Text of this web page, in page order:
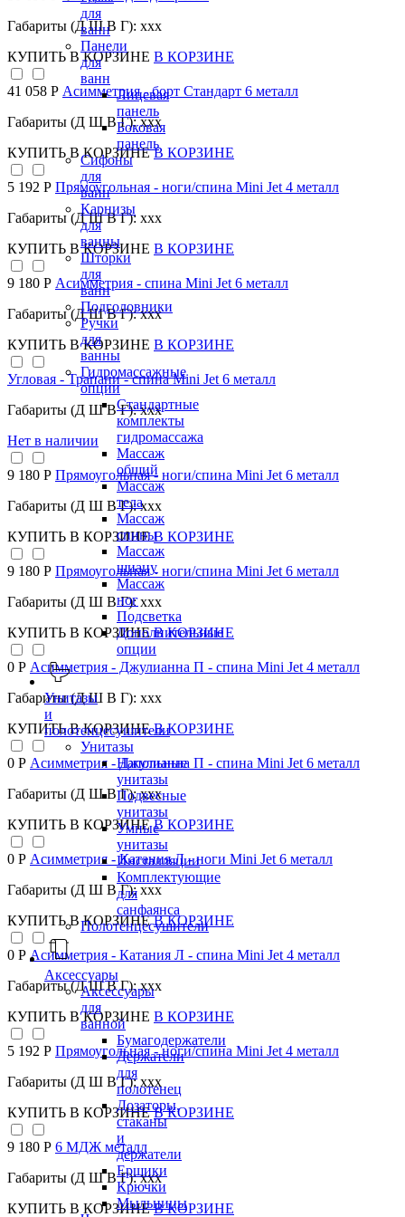
для
ванн
Панели
для
ванн
Лицевая
панель
Боковая
панель
Сифоны
для
ванн
Карнизы
для
ванны
Шторки
для
ванн
Подголовники
Ручки
для
ванны
Гидромассажные
опции
Стандартные
комплекты
гидромассажа
Массаж
общий
Массаж
тела
Массаж
спины
Массаж
шиацу
Массаж
ног
Подсветка
Дополнительные
опции
Унитазы
и
полотенцесушители
Унитазы
Напольные
унитазы
Подвесные
унитазы
Умные
унитазы
Инсталляции
Комплектующие
для
санфаянса
Полотенцесушители
Аксессуары
Аксессуары
для
ванной
Бумагодержатели
Держатели
для
полотенец
Дозаторы,
стаканы
и
держатели
Ершики
Крючки
Мыльницы
Габариты (Д Ш В Г): xxx
КУПИТЬ В КОРЗИНЕ В КОРЗИНЕ
41 058 Р Асимметрия - борт Стандарт 6 металл
Габариты (Д Ш В Г): xxx
КУПИТЬ В КОРЗИНЕ В КОРЗИНЕ
5 192 Р Прямоугольная - ноги/спина Mini Jet 4 металл
Габариты (Д Ш В Г): xxx
КУПИТЬ В КОРЗИНЕ В КОРЗИНЕ
9 180 Р Асимметрия - спина Mini Jet 6 металл
Габариты (Д Ш В Г): xxx
КУПИТЬ В КОРЗИНЕ В КОРЗИНЕ
Угловая - Трапани - спина Mini Jet 6 металл
Габариты (Д Ш В Г): xxx
Нет в наличии
9 180 Р Прямоугольная - ноги/спина Mini Jet 6 металл
Габариты (Д Ш В Г): xxx
КУПИТЬ В КОРЗИНЕ В КОРЗИНЕ
9 180 Р Прямоугольная - ноги/спина Mini Jet 6 металл
Габариты (Д Ш В Г): xxx
КУПИТЬ В КОРЗИНЕ В КОРЗИНЕ
0 Р Асимметрия - Джулианна П - спина Mini Jet 4 металл
Габариты (Д Ш В Г): xxx
КУПИТЬ В КОРЗИНЕ В КОРЗИНЕ
0 Р Асимметрия - Джулианна П - спина Mini Jet 6 металл
Габариты (Д Ш В Г): xxx
КУПИТЬ В КОРЗИНЕ В КОРЗИНЕ
0 Р Асимметрия - Катания Л - ноги Mini Jet 6 металл
Габариты (Д Ш В Г): xxx
КУПИТЬ В КОРЗИНЕ В КОРЗИНЕ
0 Р Асимметрия - Катания Л - спина Mini Jet 4 металл
Габариты (Д Ш В Г): xxx
КУПИТЬ В КОРЗИНЕ В КОРЗИНЕ
5 192 Р Прямоугольная - ноги/спина Mini Jet 4 металл
Габариты (Д Ш В Г): xxx
КУПИТЬ В КОРЗИНЕ В КОРЗИНЕ
9 180 Р 6 МДЖ металл
Габариты (Д Ш В Г): xxx
КУПИТЬ В КОРЗИНЕ В КОРЗИНЕ